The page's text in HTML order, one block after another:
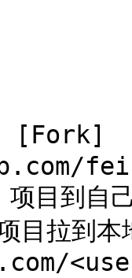
[Fork]
目到自
目拉到